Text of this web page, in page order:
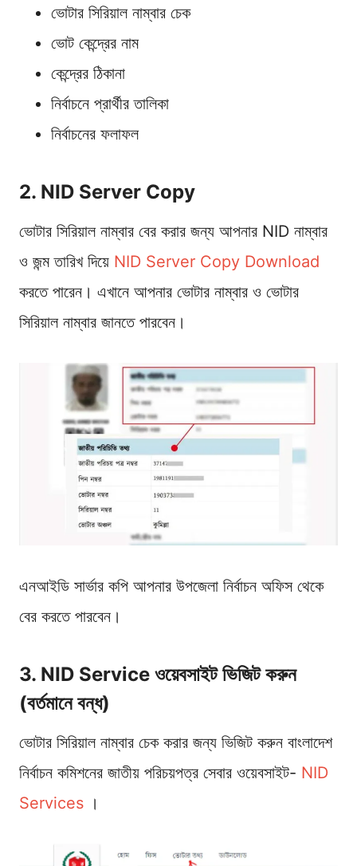
ভোটার সিরিয়াল নাম্বার চেক
ভোট কেন্দ্রের নাম
কেন্দ্রের ঠিকানা
নির্বাচনে প্রার্থীর তালিকা
নির্বাচনের ফলাফল
2. NID Server Copy
ভোটার সিরিয়াল নাম্বার বের করার জন্য আপনার NID নাম্বার
ও জন্ম তারিখ দিয়ে NID Server Copy Download
করতে পারেন। এখানে আপনার ভোটার নাম্বার ও ভোটার
সিরিয়াল নাম্বার জানতে পারবেন।
এনআইডি সার্ভার কপি আপনার উপজেলা নির্বাচন অফিস থেকে
বের করতে পারবেন।
3. NID Service ওয়েবসাইট ভিজিট করুন
(বর্তমানে বন্ধ)
ভোটার সিরিয়াল নাম্বার চেক করার জন্য ভিজিট করুন বাংলাদেশ
নির্বাচন কমিশনের জাতীয় পরিচয়পত্র সেবার ওয়েবসাইট- NID
Services ।